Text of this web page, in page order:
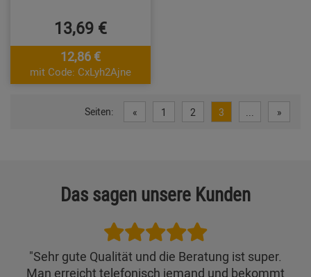
13,69 €
12,86 €
mit Code: CxLyh2Ajne
Seiten: « 1 2 3 ... »
Das sagen unsere Kunden
"Sehr gute Qualität und die Beratung ist super.
Man erreicht telefonisch jemand und bekommt